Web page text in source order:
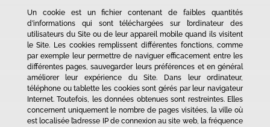
Un cookie est un fichier contenant de faibles quantités
d’informations qui sont téléchargées sur l’ordinateur des
utilisateurs du Site ou de leur appareil mobile quand ils visitent
le Site. Les cookies remplissent différentes fonctions, comme
par exemple leur permettre de naviguer efficacement entre les
différentes pages, sauvegarder leurs préférences et en général
améliorer leur expérience du Site. Dans leur ordinateur,
téléphone ou tablette les cookies sont gérés par leur navigateur
Internet. Toutefois, les données obtenues sont restreintes. Elles
concernent uniquement le nombre de pages visitées, la ville où
est localisée l’adresse IP de connexion au site web, la fréquence